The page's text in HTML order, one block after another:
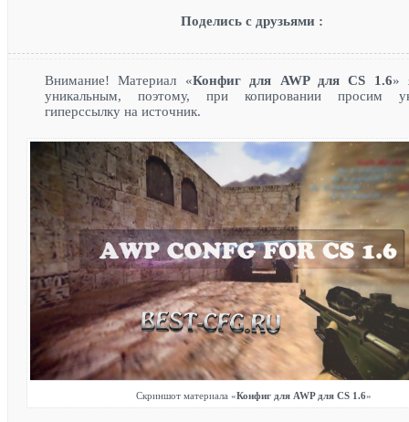
Поделись с друзьями :
Внимание! Материал «Конфиг для AWP для CS 1.6»
уникальным, поэтому, при копировании просим
гиперссылку на источник.
Скриншот материала «Конфиг для AWP для CS 1.6»